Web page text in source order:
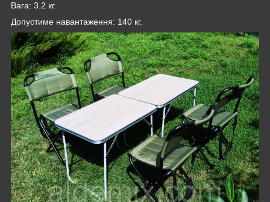
Вага: 3.2 кг.
Допустиме навантаження: 140 кг.